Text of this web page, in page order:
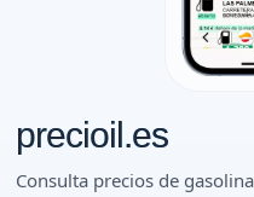
precioil.es
Consulta precios de